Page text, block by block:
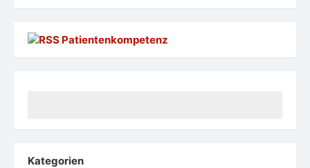
Patientenkompetenz
Kategorien